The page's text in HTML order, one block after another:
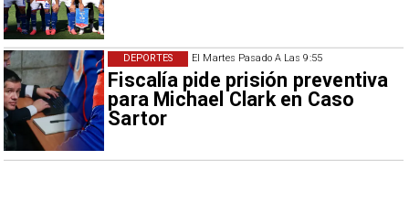
El Martes Pasado A Las 9:55
Fiscalía pide prisión preventiva
para Michael Clark en Caso
Sartor
DEPORTES